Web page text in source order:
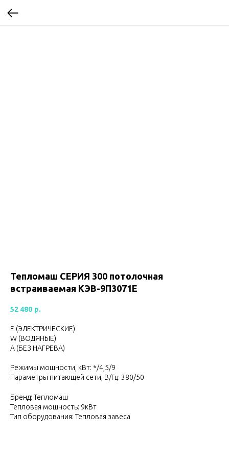
Тепломаш CЕРИЯ 300 потолочная
встраиваемая КЭВ-9П3071Е
52 480 р.
Е (ЭЛЕКТРИЧЕСКИЕ)
W (ВОДЯНЫЕ)
А (БЕЗ НАГРЕВА)
Режимы мощности, кВт: */4,5/9
Параметры питающей сети, В/Гц: 380/50
Бренд: Тепломаш
Тепловая мощность: 9кВт
Тип оборудования: Тепловая завеса